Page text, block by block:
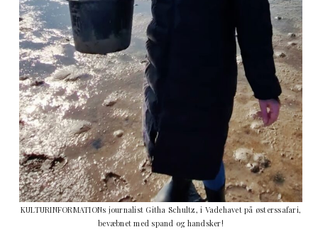
KULTURINFORMATIONs journalist Githa Schultz, i Vadehavet på østerssafari,
bevæbnet med spand og handsker!